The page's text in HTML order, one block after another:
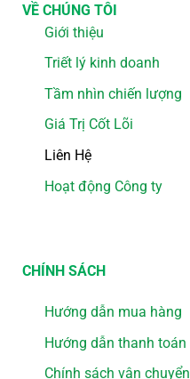
VỀ CHÚNG TÔI
Giới thiệu
Triết lý kinh doanh
Tầm nhìn chiến lượng
Giá Trị Cốt Lõi
Liên Hệ
Hoạt động Công ty
CHÍNH SÁCH
Hướng dẫn mua hàng
Hướng dẫn thanh toán
Chính sách vận chuyển